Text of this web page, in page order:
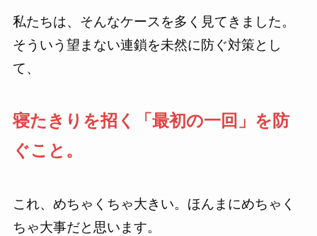
私たちは、そんなケースを多く見てきました。
そういう望まない連鎖を未然に防ぐ対策とし
て、
寝たきりを招く「最初の一回」を防
ぐこと。
これ、めちゃくちゃ大きい。ほんまにめちゃく
ちゃ大事だと思います。